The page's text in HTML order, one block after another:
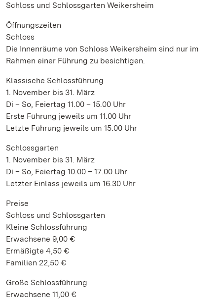
Schloss und Schlossgarten Weikersheim
Öffnungszeiten
Schloss
Die Innenräume von Schloss Weikersheim sind nur im
Rahmen einer Führung zu besichtigen.
Klassische Schlossführung
1. November bis 31. März
Di – So, Feiertag 11.00 – 15.00 Uhr
Erste Führung jeweils um 11.00 Uhr
Letzte Führung jeweils um 15.00 Uhr
Schlossgarten
1. November bis 31. März
Di – So, Feiertag 10.00 – 17.00 Uhr
Letzter Einlass jeweils um 16.30 Uhr
Preise
Schloss und Schlossgarten
Kleine Schlossführung
Erwachsene 9,00 €
Ermäßigte 4,50 €
Familien 22,50 €
Große Schlossführung
Erwachsene 11,00 €